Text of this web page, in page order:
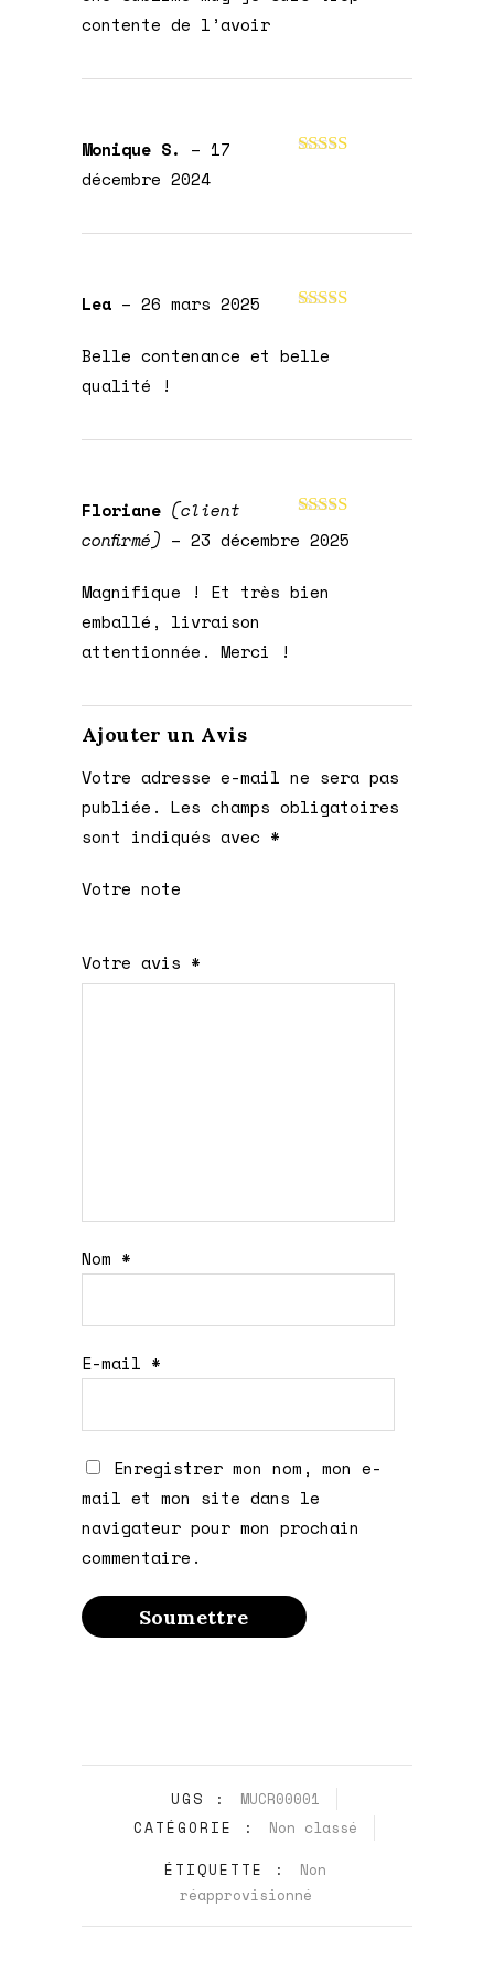
contente de l’avoir
Monique S. – 17
décembre 2024
Lea – 26 mars 2025
Belle contenance et belle
qualité !
Note5
Floriane (client
confirmé) – 23 décembre 2025
Magnifique ! Et très bien
emballé, livraison
attentionnée. Merci !
Ajouter un Avis
Votre adresse e-mail ne sera pas
publiée. Les champs obligatoires
sont indiqués avec *
Votre note
sur
sur
sur 5
sur 5
sur 5
Votre avis *
Nom *
E-mail *
Enregistrer mon nom, mon e-
mail et mon site dans le
navigateur pour mon prochain
commentaire.
UGS :
MUCR00001
CATÉGORIE :
Non classé
ÉTIQUETTE :
Non
réapprovisionné